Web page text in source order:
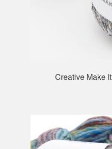
Creative Make